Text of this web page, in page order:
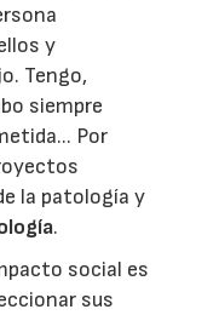
y
Tengo,
siempre
Por
la patología y
.
social es
sus